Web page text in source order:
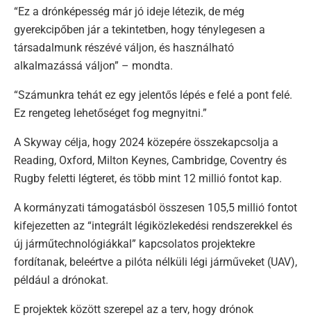
“Ez a drónképesség már jó ideje létezik, de még
gyerekcipőben jár a tekintetben, hogy ténylegesen a
társadalmunk részévé váljon, és használható
alkalmazássá váljon” – mondta.
“Számunkra tehát ez egy jelentős lépés e felé a pont felé.
Ez rengeteg lehetőséget fog megnyitni.”
A Skyway célja, hogy 2024 közepére összekapcsolja a
Reading, Oxford, Milton Keynes, Cambridge, Coventry és
Rugby feletti légteret, és több mint 12 millió fontot kap.
A kormányzati támogatásból összesen 105,5 millió fontot
kifejezetten az “integrált légiközlekedési rendszerekkel és
új járműtechnológiákkal” kapcsolatos projektekre
fordítanak, beleértve a pilóta nélküli légi járműveket (UAV),
például a drónokat.
E projektek között szerepel az a terv, hogy drónok